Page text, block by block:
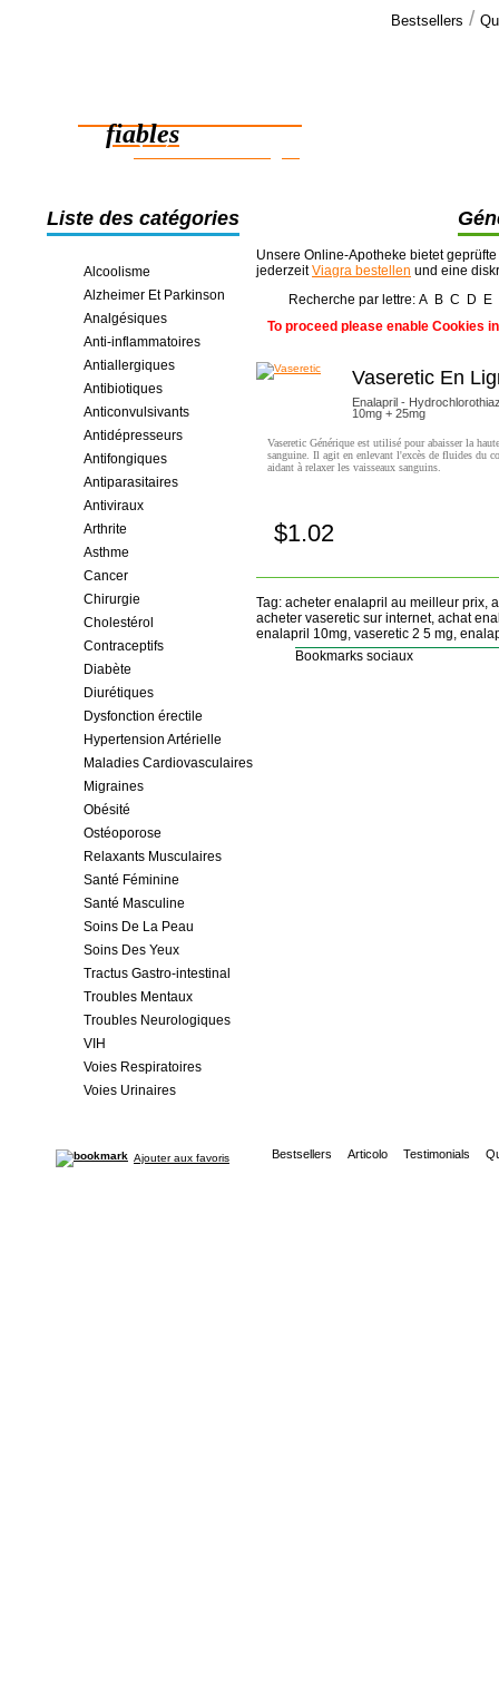
Bestsellers /
fiables
des économies en ligne
Liste des catégories
Alcoolisme
Alzheimer Et Parkinson
Analgésiques
Anti-inflammatoires
Antiallergiques
Antibiotiques
Anticonvulsivants
Antidépresseurs
Antifongiques
Antiparasitaires
Antiviraux
Arthrite
Asthme
Cancer
Chirurgie
Cholestérol
Contraceptifs
Diabète
Diurétiques
Dysfonction érectile
Hypertension Artérielle
Maladies Cardiovasculaires
Migraines
Obésité
Ostéoporose
Relaxants Musculaires
Santé Féminine
Santé Masculine
Soins De La Peau
Soins Des Yeux
Tractus Gastro-intestinal
Troubles Mentaux
Troubles Neurologiques
VIH
Voies Respiratoires
Voies Urinaires
Unsere Online-Apotheke bietet
jederzeitViagra bestellen und eine
Recherche par lettre: A B C D E
To proceed please enable Cookies
Vaseretic En
Enalapril -
10mg + 25mg
Vaseretic Générique est utilisé pour abaisser la
sanguine. Il agit en enlevant l'excès de fluides du
aidant à relaxer les vaisseaux sanguins.
$1.02
Tag: acheter enalapril au meilleur prix,
acheter vaseretic sur internet, achat
enalapril 10mg, vaseretic 2 5 mg,
Bookmarks sociaux
Ajouter aux favoris Bestsellers Articolo Testimonials